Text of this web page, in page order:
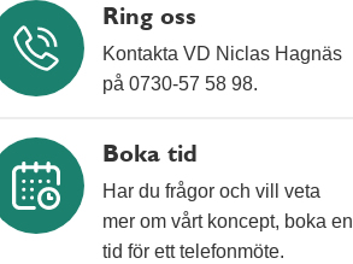
Ring oss
Kontakta VD Niclas Hagnäs
på 0730‑57 58 98.
Boka tid
Har du frågor och vill veta
mer om vårt koncept, boka en
tid för ett telefonmöte.